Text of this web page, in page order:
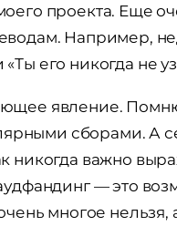
проекта. Еще
Например,
его никогда не
явление.
сборами. А
никогда важно
— это
многое